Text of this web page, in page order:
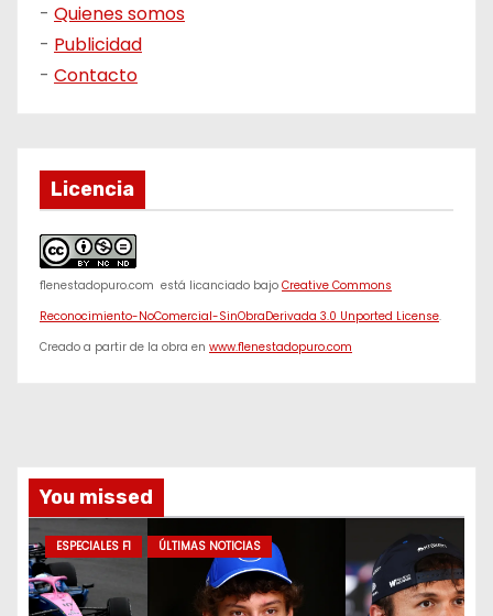
- Quienes somos
- Publicidad
- Contacto
Licencia
f1enestadopuro.com está licanciado bajo Creative Commons
Reconocimiento-NoComercial-SinObraDerivada 3.0 Unported License.
Creado a partir de la obra en www.f1enestadopuro.com
You missed
ESPECIALES F1 ÚLTIMAS NOTICIAS